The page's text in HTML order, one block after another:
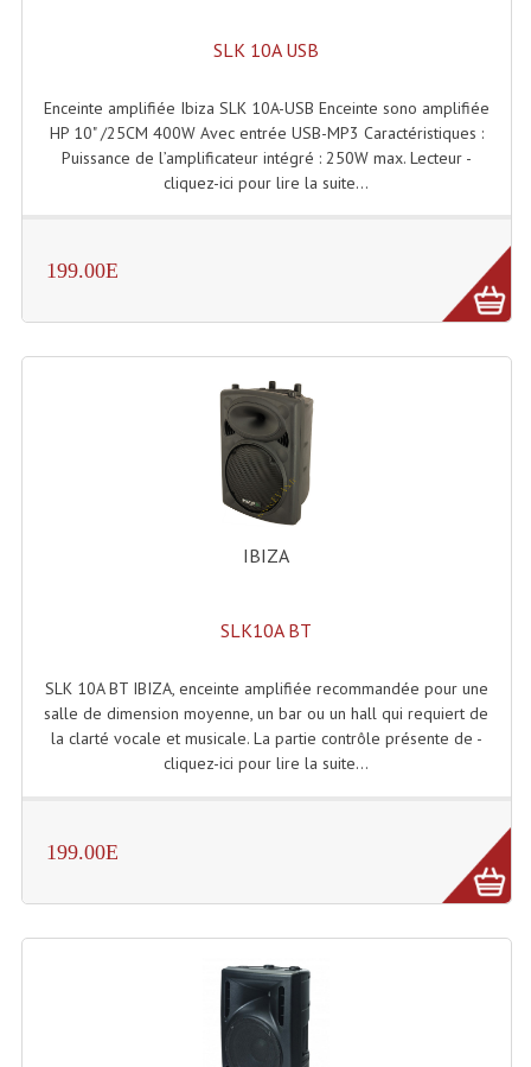
Angles Structure TRIO290
Angles Structure Triodéco
Cercle Struct Carrée 290
Cercle Struct Triangulaire290
Crochets Et Accessoires
Embases Pour Structure
Grill Auto-Porté
Pieds De Levage
Ponts - Portiques
Structure Et Angles Quatro Deco
Structures Carrées
Structures, Angles Sd150
SLK 10A USB
Enceinte amplifiée Ibiza SLK 10A-USB Enceinte sono amplifiée
HP 10" /25CM 400W Avec entrée USB-MP3 Caractéristiques :
Puissance de l’amplificateur intégré : 250W max. Lecteur -
cliquez-ici pour lire la suite...
199.00E
IBIZA
SLK10A BT
SLK 10A BT IBIZA, enceinte amplifiée recommandée pour une
salle de dimension moyenne, un bar ou un hall qui requiert de
la clarté vocale et musicale. La partie contrôle présente de -
cliquez-ici pour lire la suite...
199.00E